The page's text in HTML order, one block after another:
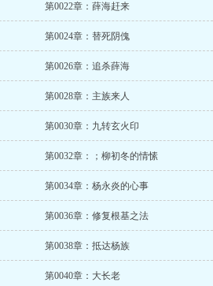
第0022章：薛海赶来
第0024章：替死阴傀
第0026章：追杀薛海
第0028章：主族来人
第0030章：九转玄火印
第0032章：；柳初冬的情愫
第0034章：杨永炎的心事
第0036章：修复根基之法
第0038章：抵达杨族
第0040章：大长老